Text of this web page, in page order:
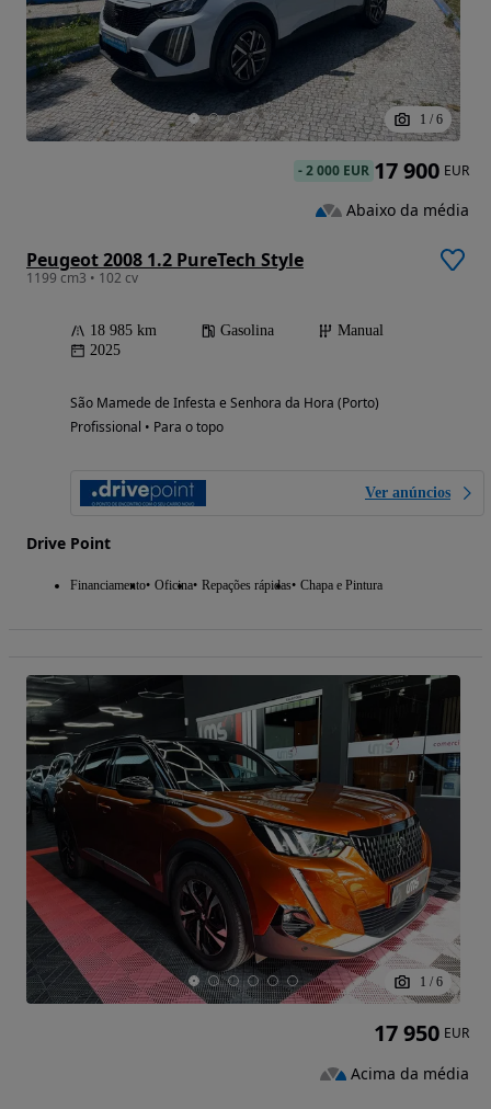
1 / 6
Peugeot 2008 1.2 PureTech Style
1199 cm3 • 102 cv
18 985 km Gasolina
Manual
2025
São Mamede de Infesta e Senhora da Hora (Porto)
Profissional • Para o topo
Ver anúncios
Drive Point
Financiamento Oficina Repações rápidas Chapa e Pintura
-2 000 EUR 17 900 EUR
Abaixo da média
1 / 6
17 950 EUR
Acima da média